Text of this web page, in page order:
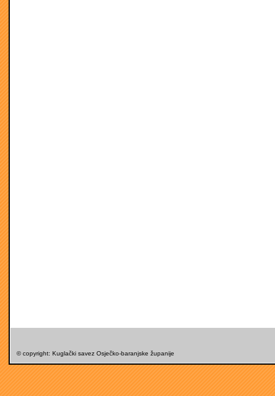
© copyright: Kuglački savez Osječko-baranjske županije